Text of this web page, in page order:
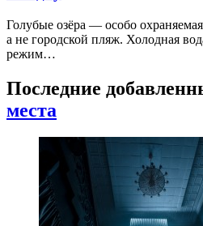
Голубые озёра — особо
а не городской пляж. Холодная
режим…
Последние
места